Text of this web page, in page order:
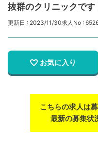
抜群のクリニックです
更新日 : 2023/11/30求人No :
お気に入り
こちらの求人は
最新の募集状